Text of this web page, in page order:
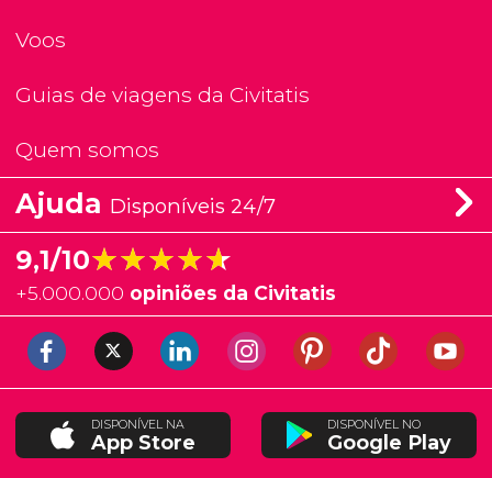
Voos
Guias de viagens da Civitatis
Quem somos
Ajuda Disponíveis 24/7
9,1/10★★★★★
★★★★★
+5.000.000 opiniões da Civitatis
DISPONÍVEL NA
App Store
DISPONÍVEL NO
Google Play